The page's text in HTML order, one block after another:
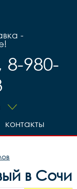
-
8-980-
контакты
в Сочи